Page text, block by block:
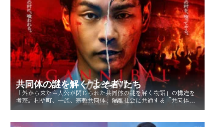
共同体の謎を解く“よそ者”たち
「外から来た主人公が閉じられた共同体の謎を解く物語」の構造を
考察。村や町、一族、宗教共同体、隔離社会に共通する「共同体の